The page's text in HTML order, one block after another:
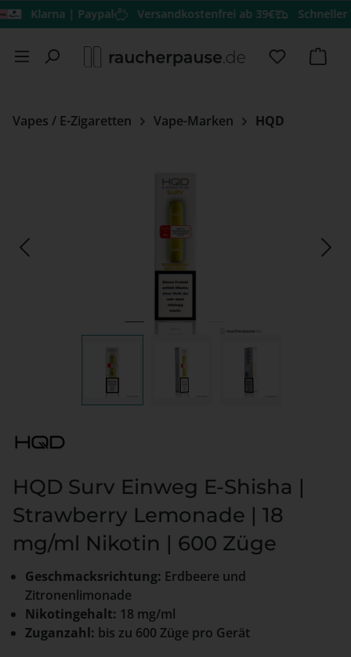
Zum Hauptinhalt springen
Klarna | Paypal Versandkostenfrei ab 39€ Schneller
Du hast
Vapes / E-Zigaretten Vape-Marken HQD
HQD Surv Einweg E-Shisha |
Strawberry Lemonade | 18
mg/ml Nikotin | 600 Züge
Geschmacksrichtung: Erdbeere und
Zitronenlimonade
Nikotingehalt: 18 mg/ml
Zuganzahl: bis zu 600 Züge pro Gerät